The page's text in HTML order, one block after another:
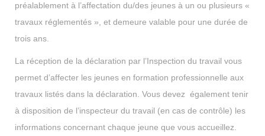
préalablement à l’affectation du/des jeunes à un ou plusieurs «
travaux réglementés », et demeure valable pour une durée de
trois ans.
La réception de la déclaration par l’Inspection du travail vous
permet d’affecter les jeunes en formation professionnelle aux
travaux listés dans la déclaration. Vous devez également tenir
à disposition de l’inspecteur du travail (en cas de contrôle) les
informations concernant chaque jeune que vous accueillez.